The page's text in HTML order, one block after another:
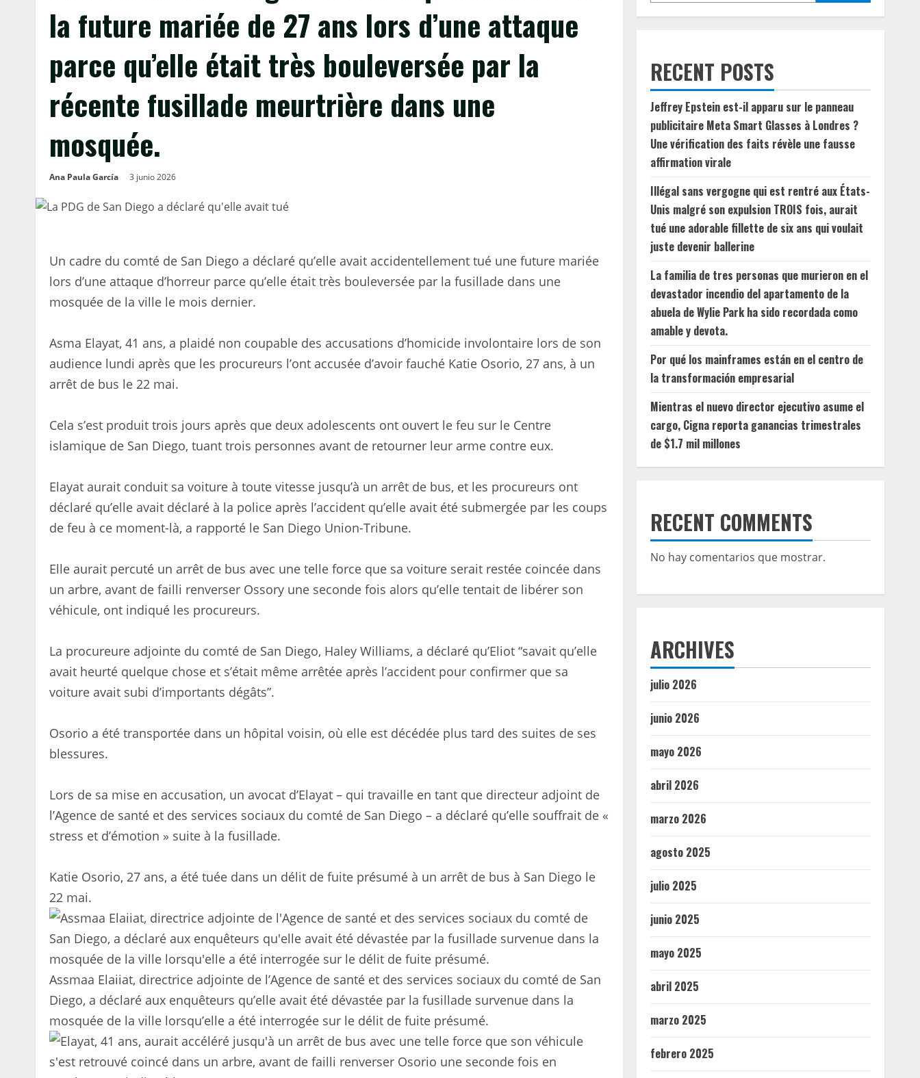
la future mariée de 27 ans lors d’une attaque
parce qu’elle était très bouleversée par la
récente fusillade meurtrière dans une
mosquée.
Ana Paula García 3 junio 2026
Un cadre du comté de San Diego a déclaré qu’elle avait accidentellement tué une future mariée
lors d’une attaque d’horreur parce qu’elle était très bouleversée par la fusillade dans une
mosquée de la ville le mois dernier.
Asma Elayat, 41 ans, a plaidé non coupable des accusations d’homicide involontaire lors de son
audience lundi après que les procureurs l’ont accusée d’avoir fauché Katie Osorio, 27 ans, à un
arrêt de bus le 22 mai.
Cela s’est produit trois jours après que deux adolescents ont ouvert le feu sur le Centre
islamique de San Diego, tuant trois personnes avant de retourner leur arme contre eux.
Elayat aurait conduit sa voiture à toute vitesse jusqu’à un arrêt de bus, et les procureurs ont
déclaré qu’elle avait déclaré à la police après l’accident qu’elle avait été submergée par les coups
de feu à ce moment-là, a rapporté le San Diego Union-Tribune.
Elle aurait percuté un arrêt de bus avec une telle force que sa voiture serait restée coincée dans
un arbre, avant de failli renverser Ossory une seconde fois alors qu’elle tentait de libérer son
véhicule, ont indiqué les procureurs.
La procureure adjointe du comté de San Diego, Haley Williams, a déclaré qu’Eliot “savait qu’elle
avait heurté quelque chose et s’était même arrêtée après l’accident pour confirmer que sa
voiture avait subi d’importants dégâts”.
Osorio a été transportée dans un hôpital voisin, où elle est décédée plus tard des suites de ses
blessures.
Lors de sa mise en accusation, un avocat d’Elayat – qui travaille en tant que directeur adjoint de
l’Agence de santé et des services sociaux du comté de San Diego – a déclaré qu’elle souffrait de «
stress et d’émotion » suite à la fusillade.
Katie Osorio, 27 ans, a été tuée dans un délit de fuite présumé à un arrêt de bus à San Diego le
22 mai.
Assmaa Elaiiat, directrice adjointe de l’Agence de santé et des services sociaux du comté de San
Diego, a déclaré aux enquêteurs qu’elle avait été dévastée par la fusillade survenue dans la
mosquée de la ville lorsqu’elle a été interrogée sur le délit de fuite présumé.
RECENT POSTS
Jeffrey Epstein est-il apparu sur le panneau
publicitaire Meta Smart Glasses à Londres ?
Une vérification des faits révèle une fausse
affirmation virale
Illégal sans vergogne qui est rentré aux États-
Unis malgré son expulsion TROIS fois, aurait
tué une adorable fillette de six ans qui voulait
juste devenir ballerine
La familia de tres personas que murieron en el
devastador incendio del apartamento de la
abuela de Wylie Park ha sido recordada como
amable y devota.
Por qué los mainframes están en el centro de
la transformación empresarial
Mientras el nuevo director ejecutivo asume el
cargo, Cigna reporta ganancias trimestrales
de $1.7 mil millones
RECENT COMMENTS
No hay comentarios que mostrar.
ARCHIVES
julio 2026
junio 2026
mayo 2026
abril 2026
marzo 2026
agosto 2025
julio 2025
junio 2025
mayo 2025
abril 2025
marzo 2025
febrero 2025